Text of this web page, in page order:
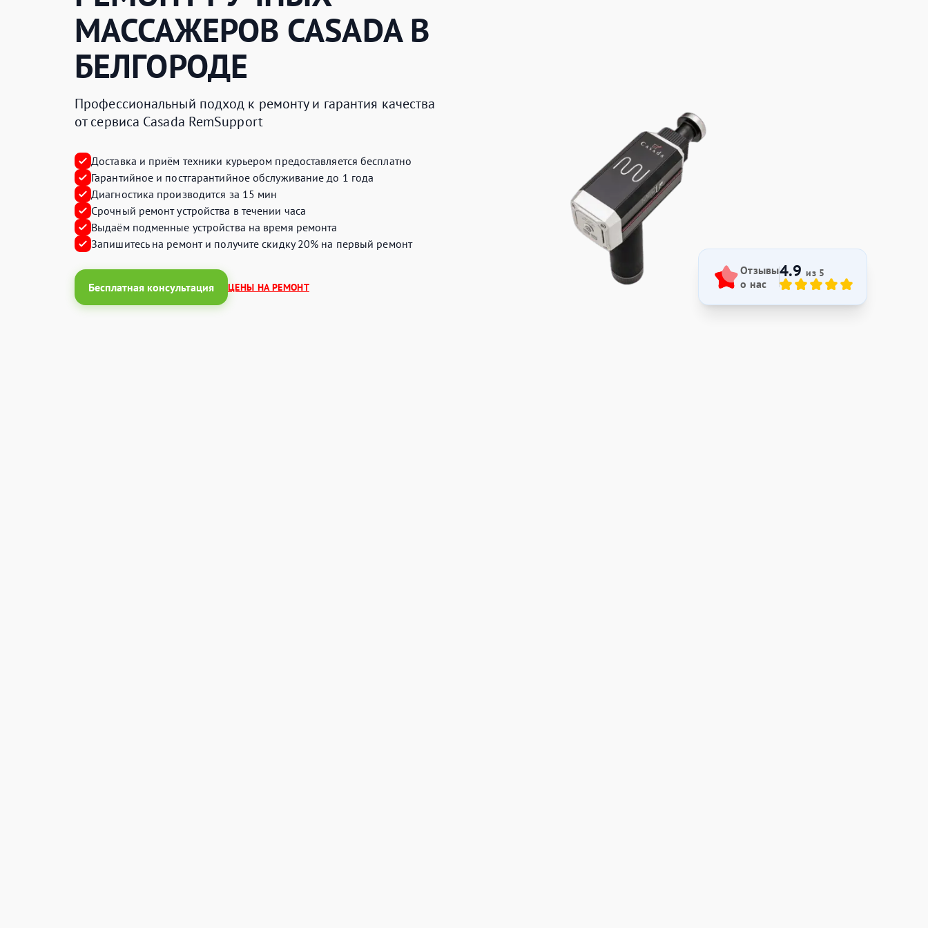
МАССАЖЕРОВ CASADAВ
БЕЛГОРОДЕ
Профессиональный подход к ремонту и гарантия качества
от сервиса Casada RemSupport
Доставка и приём техники курьером предоставляется бесплатно
Гарантийное и постгарантийное обслуживание до 1 года
Диагностика производится за 15 мин
Срочный ремонт устройства в течении часа
Выдаём подменные устройства на время ремонта
Запишитесь на ремонт и получитескидку 20% на первый ремонт
Бесплатная консультация ЦЕНЫ НА РЕМОНТ
Отзывы
о нас
4.9из 5